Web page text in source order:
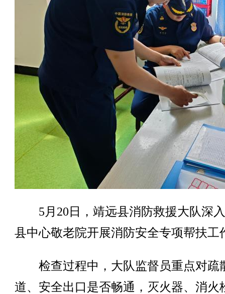
5月20日，靖远县消防救援大队深
县中心敬老院开展消防安全专项帮扶工
检查过程中，大队监督员重点对疏
道、安全出口是否畅通，灭火器、消火